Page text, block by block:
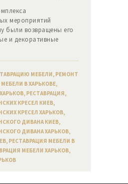
мероприятий
были возвращены его
и декоративные
МЕБЕЛИ, РЕМОНТ
В ХАРЬКОВЕ,
, РЕСТАВРАЦИЯ,
КРЕСЕЛ КИЕВ,
КРЕСЕЛ ХАРЬКОВ,
ДИВАНА КИЕВ,
ДИВАНА ХАРЬКОВ,
, РЕСТАВРАЦИЯ МЕБЕЛИ В
МЕБЕЛИ ХАРЬКОВ,